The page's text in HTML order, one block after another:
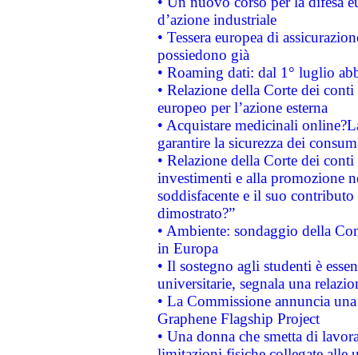
d’azione industriale
• Tessera europea di
possiedono già
• Roaming dati: dal 1° luglio
• Relazione della Corte dei
europeo per l’azione esterna
• Acquistare medicinali
garantire la sicurezza dei
• Relazione della Corte dei
investimenti e alla promozione
soddisfacente e il suo
dimostrato?”
• Ambiente: sondaggio della
in Europa
• Il sostegno agli studenti è
universitarie, segnala una
• La Commissione annuncia
Graphene Flagship Project
• Una donna che smetta di